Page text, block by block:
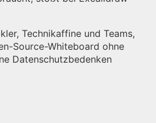
Technikaffine und Teams,
Source-Whiteboard ohne
Datenschutzbedenken